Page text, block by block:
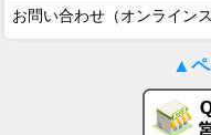
お問い合わせ（オンライン
▲